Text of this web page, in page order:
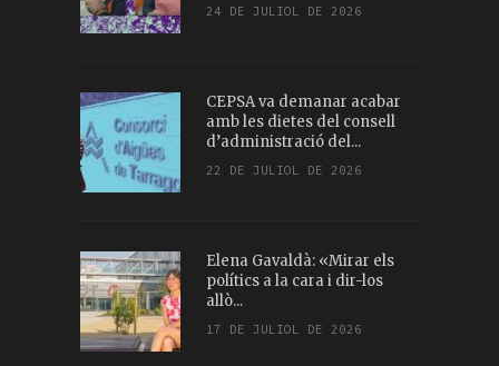
24 DE JULIOL DE 2026
CEPSA va demanar acabar
amb les dietes del consell
d’administració del...
22 DE JULIOL DE 2026
Elena Gavaldà: «Mirar els
polítics a la cara i dir-los
allò...
17 DE JULIOL DE 2026